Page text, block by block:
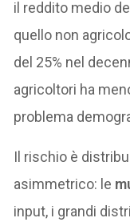
il reddito medio
quello non
del 25% nel
agricoltori ha
problema
Il rischio è
asimmetrico: le
input, i grandi